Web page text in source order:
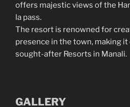
offers majestic views of the
la pass.
The resort is renowned for
presence in the town, making
sought-after Resorts in Manali.
GALLERY